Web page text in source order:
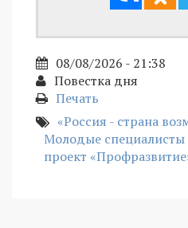
08/08/2026 - 21:38
Повестка дня
Печать
«Россия - страна
Молодые специалисты
проект